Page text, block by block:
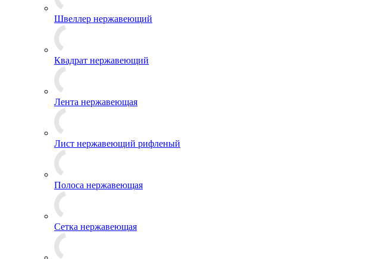
Швеллер нержавеющий
Квадрат нержавеющий
Лента нержавеющая
Лист нержавеющий рифленый
Полоса нержавеющая
Сетка нержавеющая